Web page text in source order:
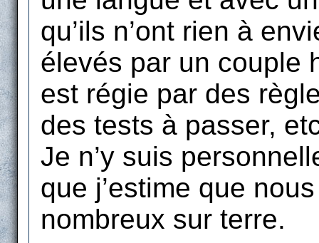
qu’ils n’ont rien à
élevés par un couple
est régie par des
des tests à passer,
Je n’y suis
que j’estime que
nombreux sur terre.